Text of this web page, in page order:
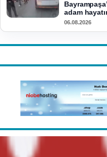
adam
06.08.2026